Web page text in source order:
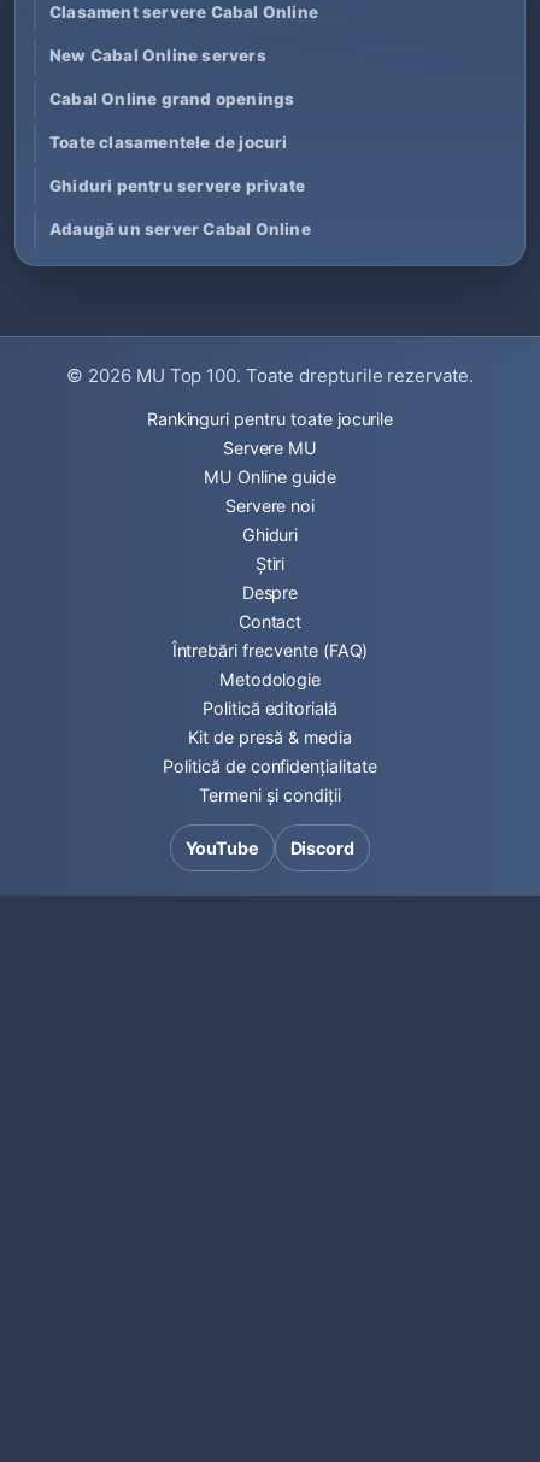
Clasament servere Cabal Online
New Cabal Online servers
Cabal Online grand openings
Toate clasamentele de jocuri
Ghiduri pentru servere private
Adaugă un server Cabal Online
© 2026 MU Top 100. Toate drepturile rezervate.
Rankinguri pentru toate jocurile
Servere MU
MU Online guide
Servere noi
Ghiduri
Știri
Despre
Contact
Întrebări frecvente (FAQ)
Metodologie
Politică editorială
Kit de presă & media
Politică de confidențialitate
Termeni și condiții
YouTube Discord